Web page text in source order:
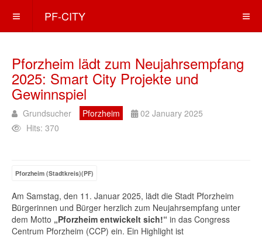
PF-CITY
Pforzheim lädt zum Neujahrsempfang
2025: Smart City Projekte und
Gewinnspiel
Grundsucher Pforzheim
02 January 2025
Hits: 370
Pforzheim (Stadtkreis)(PF)
Am Samstag, den 11. Januar 2025, lädt die Stadt Pforzheim
Bürgerinnen und Bürger herzlich zum Neujahrsempfang unter
dem Motto „Pforzheim entwickelt sich!“ in das Congress
Centrum Pforzheim (CCP) ein. Ein Highlight ist